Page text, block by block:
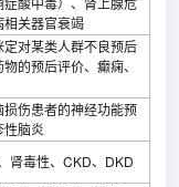
关器官衰竭
对某类人群不良预后
的预后评价、癫痫、
伤患者的神经功能预
性脑炎
肾毒性、CKD、DKD